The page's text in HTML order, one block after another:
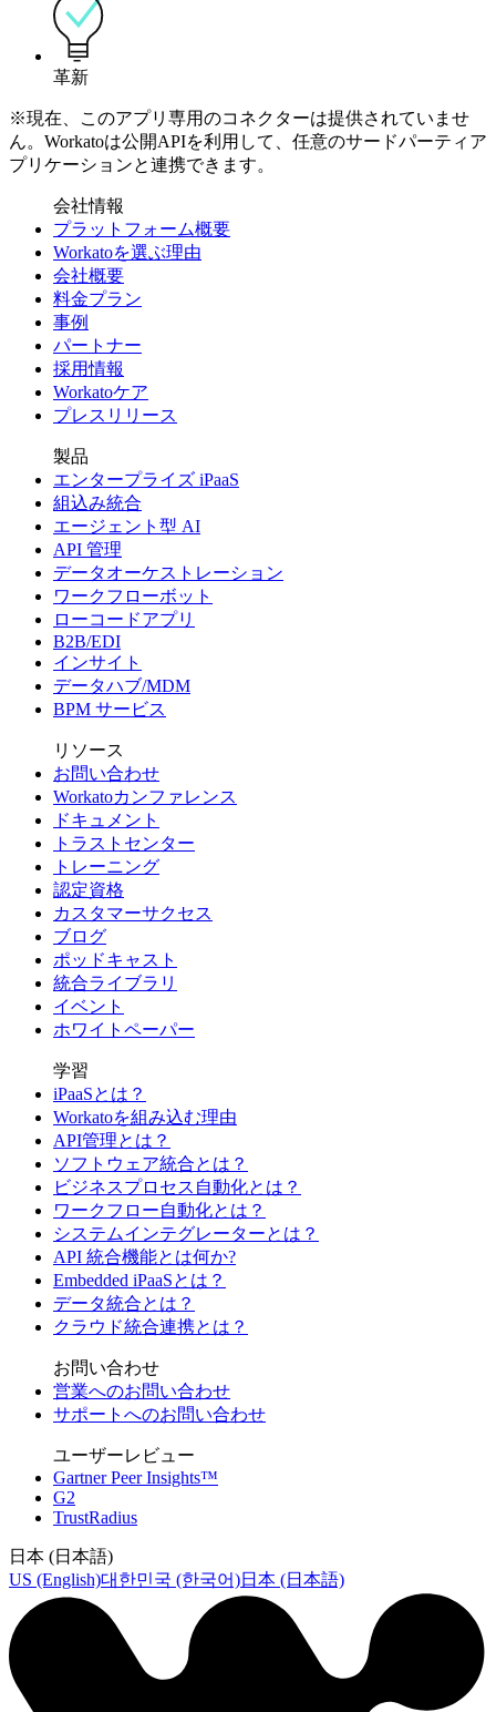
革新
※現在、このアプリ専用のコネクターは提供されていませ
ん。Workatoは公開APIを利用して、任意のサードパーティア
プリケーションと連携できます。
会社情報
プラットフォーム概要
Workatoを選ぶ理由
会社概要
料金プラン
事例
パートナー
採用情報
Workatoケア
プレスリリース
製品
エンタープライズ iPaaS
組込み統合
エージェント型 AI
API 管理
データオーケストレーション
ワークフローボット
ローコードアプリ
B2B/EDI
インサイト
データハブ/MDM
BPM サービス
リソース
お問い合わせ
Workatoカンファレンス
ドキュメント
トラストセンター
トレーニング
認定資格
カスタマーサクセス
ブログ
ポッドキャスト
統合ライブラリ
イベント
ホワイトペーパー
学習
iPaaSとは？
Workatoを組み込む理由
API管理とは？
ソフトウェア統合とは？
ビジネスプロセス自動化とは？
ワークフロー自動化とは？
システムインテグレーターとは？
API 統合機能とは何か?
Embedded iPaaSとは？
データ統合とは？
クラウド統合連携とは？
お問い合わせ
営業へのお問い合わせ
サポートへのお問い合わせ
ユーザーレビュー
Gartner Peer Insights™
G2
TrustRadius
日本 (日本語)
US (English)대한민국 (한국어)日本 (日本語)